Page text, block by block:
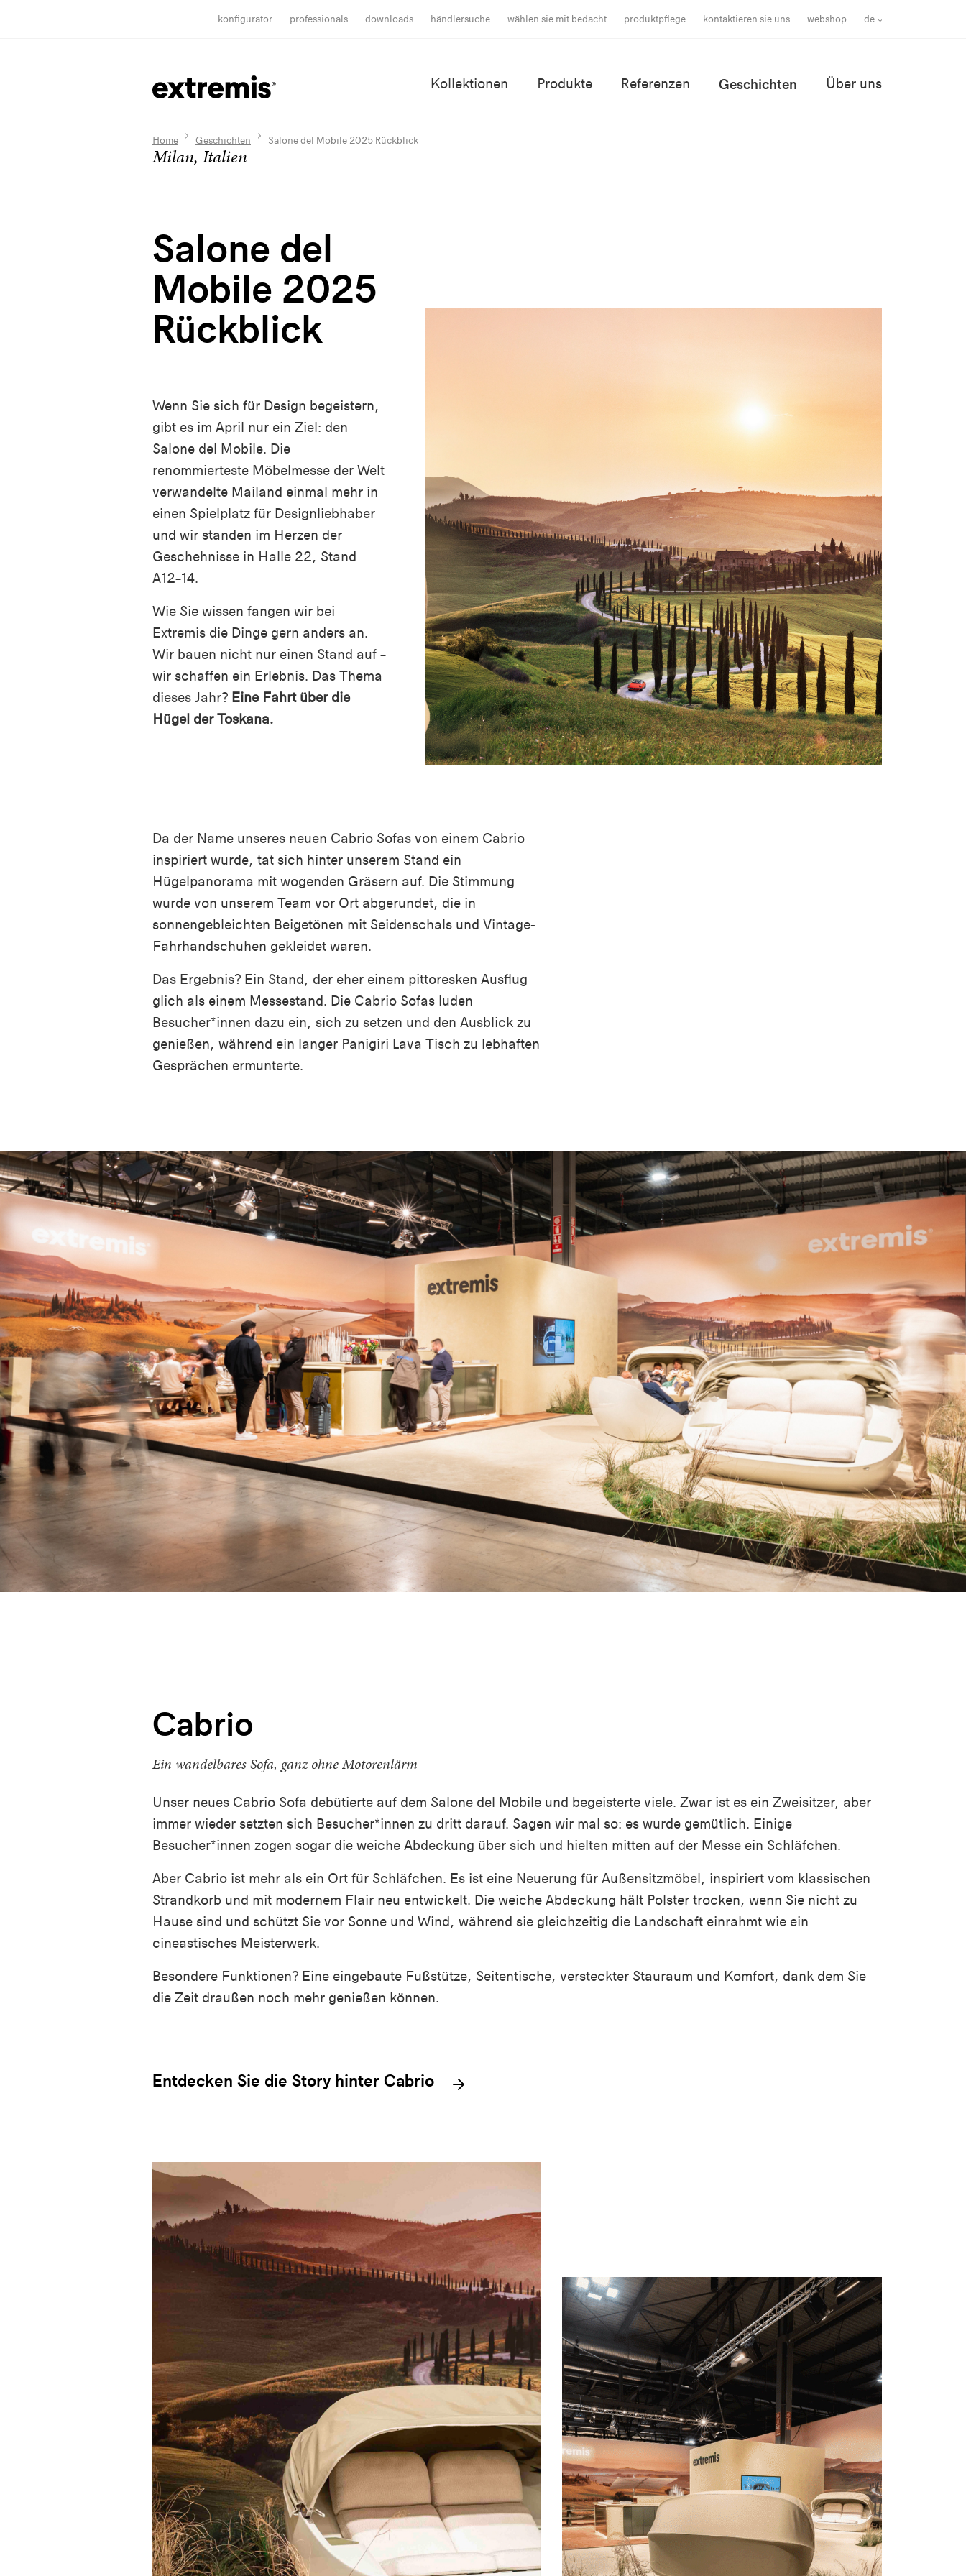
konfigurator professionals downloads händlersuche wählen sie mit bedacht produktpflege kontaktieren sie uns webshop de
Kollektionen Produkte Referenzen Geschichten Über uns
Home Geschichten Salone del Mobile 2025 Rückblick
Milan, Italien
Salone del
Mobile 2025
Rückblick
Wenn Sie sich für Design begeistern,
gibt es im April nur ein Ziel: den
Salone del Mobile. Die
renommierteste Möbelmesse der Welt
verwandelte Mailand einmal mehr in
einen Spielplatz für Designliebhaber
und wir standen im Herzen der
Geschehnisse in Halle 22, Stand
A12–14.
Wie Sie wissen fangen wir bei
Extremis die Dinge gern anders an.
Wir bauen nicht nur einen Stand auf –
wir schaffen ein Erlebnis. Das Thema
dieses Jahr? Eine Fahrt über die
Hügel der Toskana.
Da der Name unseres neuen Cabrio Sofas von einem Cabrio
inspiriert wurde, tat sich hinter unserem Stand ein
Hügelpanorama mit wogenden Gräsern auf. Die Stimmung
wurde von unserem Team vor Ort abgerundet, die in
sonnengebleichten Beigetönen mit Seidenschals und Vintage-
Fahrhandschuhen gekleidet waren.
Das Ergebnis? Ein Stand, der eher einem pittoresken Ausflug
glich als einem Messestand. Die Cabrio Sofas luden
Besucher*innen dazu ein, sich zu setzen und den Ausblick zu
genießen, während ein langer Panigiri Lava Tisch zu lebhaften
Gesprächen ermunterte.
Cabrio
Ein wandelbares Sofa, ganz ohne Motorenlärm
Unser neues Cabrio Sofa debütierte auf dem Salone del Mobile und begeisterte viele. Zwar ist es ein Zweisitzer, aber
immer wieder setzten sich Besucher*innen zu dritt darauf. Sagen wir mal so: es wurde gemütlich. Einige
Besucher*innen zogen sogar die weiche Abdeckung über sich und hielten mitten auf der Messe ein Schläfchen.
Aber Cabrio ist mehr als ein Ort für Schläfchen. Es ist eine Neuerung für Außensitzmöbel, inspiriert vom klassischen
Strandkorb und mit modernem Flair neu entwickelt. Die weiche Abdeckung hält Polster trocken, wenn Sie nicht zu
Hause sind und schützt Sie vor Sonne und Wind, während sie gleichzeitig die Landschaft einrahmt wie ein
cineastisches Meisterwerk.
Besondere Funktionen? Eine eingebaute Fußstütze, Seitentische, versteckter Stauraum und Komfort, dank dem Sie
die Zeit draußen noch mehr genießen können.
Entdecken Sie die Story hinter Cabrio